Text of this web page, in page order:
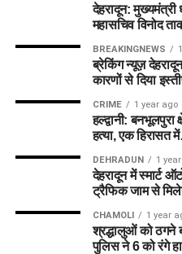
देहरादून: मुख्यमंत्री
महासचिव विनोद
BREAKINGNEWS
ब्रेकिंग न्यूज़
कारणों से दिया
CRIME 1 year ago
हल्द्वानी:
हत्या, एक हिरासत
DEHRADUN 1
देहरादून में स्मार्ट
ट्रैफिक जाम से
CHAMOLI 1 year
श्रद्धालुओं को ठगने
पुलिस ने 6 को रंगे